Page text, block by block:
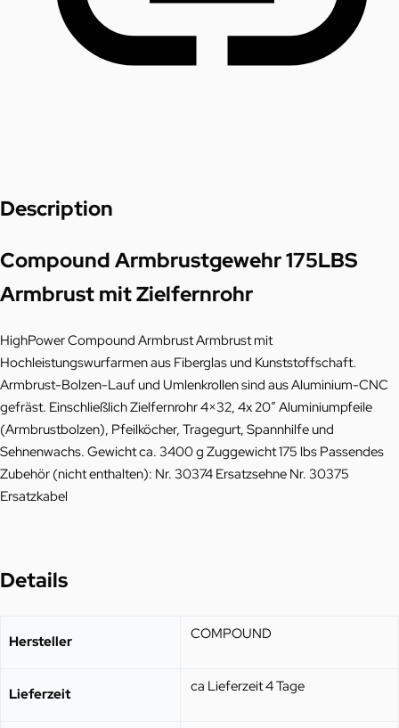
Description
Compound Armbrustgewehr 175LBS
Armbrust mit Zielfernrohr
HighPower Compound Armbrust Armbrust mit
Hochleistungswurfarmen aus Fiberglas und Kunststoffschaft.
Armbrust-Bolzen-Lauf und Umlenkrollen sind aus Aluminium-CNC
gefräst. Einschließlich Zielfernrohr 4×32, 4x 20″ Aluminiumpfeile
(Armbrustbolzen), Pfeilköcher, Tragegurt, Spannhilfe und
Sehnenwachs. Gewicht ca. 3400 g Zuggewicht 175 lbs Passendes
Zubehör (nicht enthalten): Nr. 30374 Ersatzsehne Nr. 30375
Ersatzkabel
Details
Hersteller COMPOUND
Lieferzeit ca Lieferzeit 4 Tage